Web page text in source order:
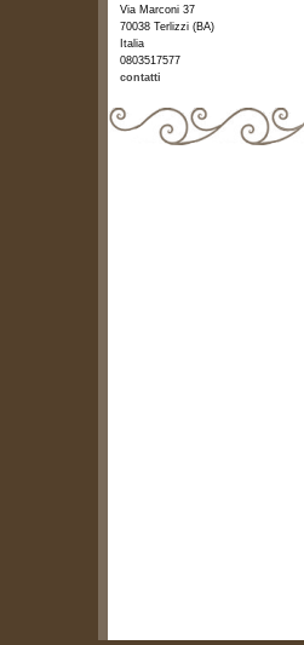
Via Marconi 37
70038 Terlizzi (BA)
Italia
0803517577
contatti